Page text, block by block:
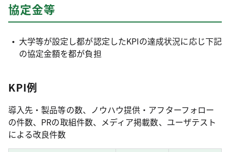
協定金等
大学等が設定し都が認定したKPIの達成状況に応じ下記
の協定金額を都が負担
KPI例
導入先・製品等の数、ノウハウ提供・アフターフォロー
の件数、PRの取組件数、メディア掲載数、ユーザテスト
による改良件数